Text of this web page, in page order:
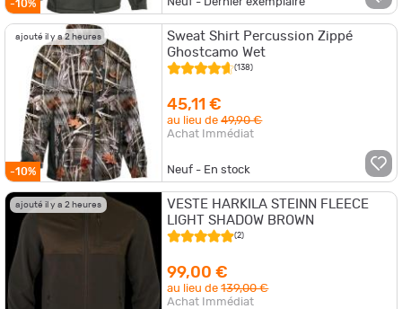
-10% Neuf - Dernier exemplaire
ajouté il y a 2 heures
-10%
Sweat Shirt Percussion Zippé
Ghostcamo Wet
(138)
45,11 €
au lieu de49,90 €
Achat Immédiat
Neuf - En stock
ajouté il y a 2 heures
VESTE HARKILA STEINN FLEECE
LIGHT SHADOW BROWN
(2)
99,00 €
au lieu de139,00 €
Achat Immédiat